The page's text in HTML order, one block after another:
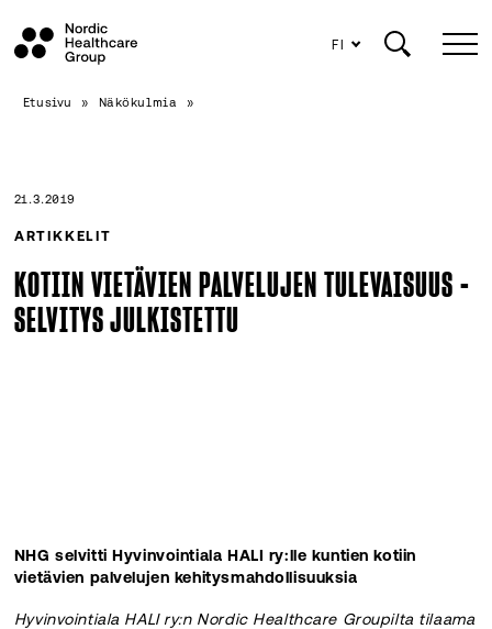
Siirry
FI
Etusivu » Näkökulmia »
21.3.2019
ARTIKKELIT
KOTIIN VIETÄVIEN PALVELUJEN TULEVAISUUS -
SELVITYS JULKISTETTU
NHG selvitti Hyvinvointiala HALI ry:lle kuntien kotiin
vietävien palvelujen kehitysmahdollisuuksia
Hyvinvointiala HALI ry:n Nordic Healthcare Groupilta tilaama